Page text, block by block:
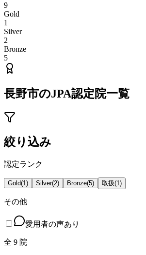
9
Gold
1
Silver
2
Bronze
5
長野市のJPA認定院一覧
絞り込み
認定ランク
Gold(1) Silver(2) Bronze(5) 取扱(1)
その他
愛用者の声あり
全 9 院